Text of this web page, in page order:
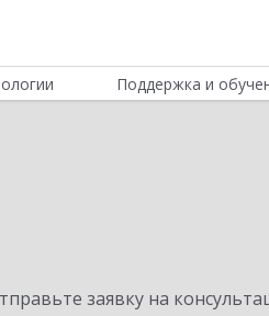
Поддержка и
заявку на